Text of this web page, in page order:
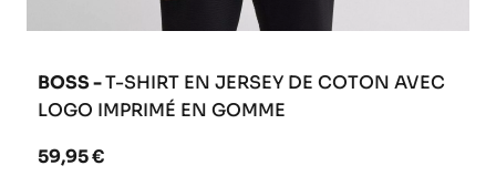
BOSS -T-SHIRT EN JERSEY DE COTON AVEC
LOGO IMPRIMÉ EN GOMME
59,95 €